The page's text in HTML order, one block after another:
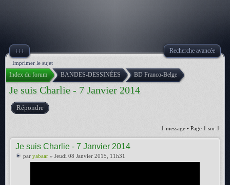
↓↓↓ Recherche avancée
Imprimer le sujet
Index du forum BANDES-DESSINÉES BD Franco-Belge
Je suis Charlie - 7 Janvier 2014
Répondre
1 message • Page 1 sur 1
Je suis Charlie - 7 Janvier 2014
par yabaar » Jeudi 08 Janvier 2015, 11h31